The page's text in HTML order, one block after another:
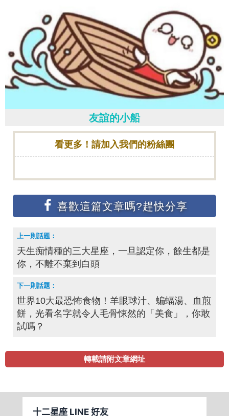
友誼的小船
看更多！請加入我們的粉絲團
天生痴情種的三大星座，一旦認定你，餘生都是
你，不離不棄到白頭
世界10大最恐怖食物！羊眼球汁、蝙蝠湯、血煎
餅，光看名字就令人毛骨悚然的「美食」，你敢
試嗎？
轉載請附文章網址